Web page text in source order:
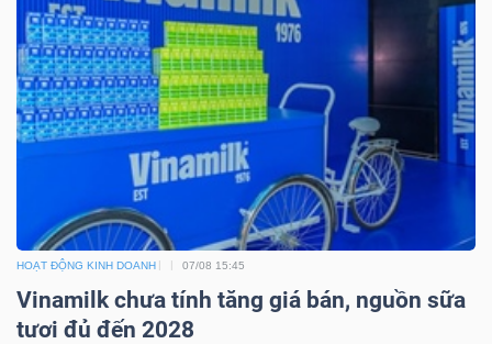
HOẠT ĐỘNG KINH DOANH 07/08 15:45
Vinamilk chưa tính tăng giá bán, nguồn sữa
tươi đủ đến 2028
Mã
chứng
khoán
(-)
Cổ phiếu Chỉ số Chứng chỉ quỹ
Lãnh
đạo
(-)